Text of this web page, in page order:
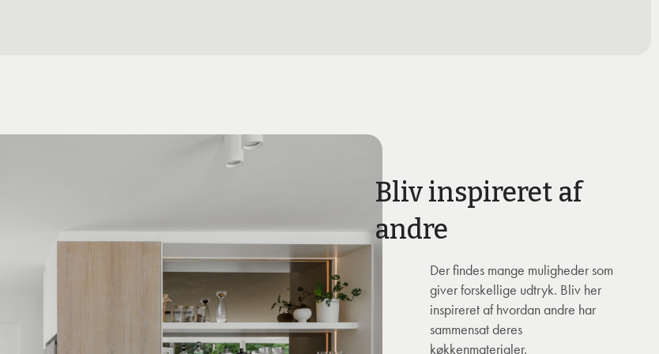
Bliv inspireret af
andre
Der findes mange muligheder som
giver forskellige udtryk. Bliv her
inspireret af hvordan andre har
sammensat deres
køkkenmaterialer.